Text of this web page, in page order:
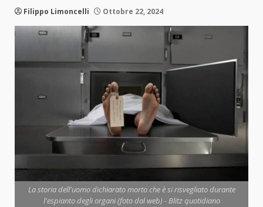
Filippo Limoncelli Ottobre 22, 2024
La storia dell'uomo dichiarato morto che è si risvegliato durante
l'espianto degli organi (foto dal web) - Blitz quotidiano